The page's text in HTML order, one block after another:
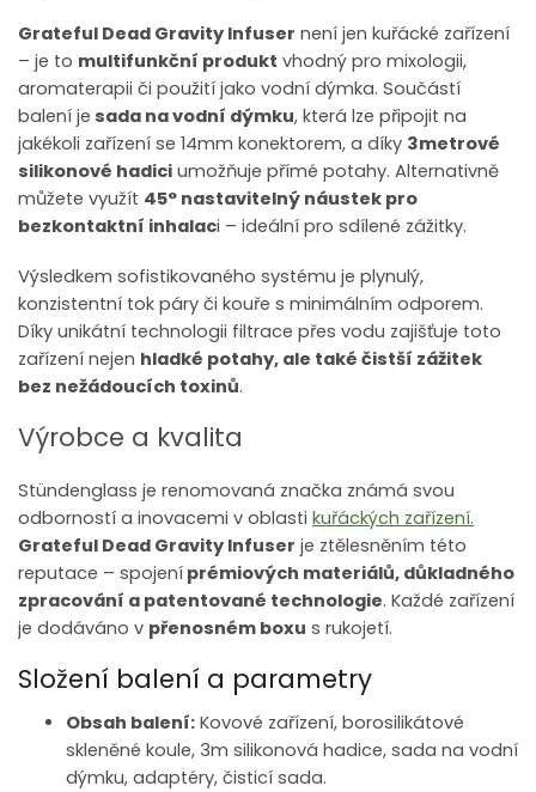
Grateful Dead Gravity Infuser není jen kuřácké zařízení
– je to multifunkční produkt vhodný pro mixologii,
aromaterapii či použití jako vodní dýmka. Součástí
balení je sada na vodní dýmku, která lze připojit na
jakékoli zařízení se 14mm konektorem, a díky 3metrové
silikonové hadici umožňuje přímé potahy. Alternativně
můžete využít 45° nastavitelný náustek pro
bezkontaktní inhalaci – ideální pro sdílené zážitky.
Výsledkem sofistikovaného systému je plynulý,
konzistentní tok páry či kouře s minimálním odporem.
Díky unikátní technologii filtrace přes vodu zajišťuje toto
zařízení nejen hladké potahy, ale také čistší zážitek
bez nežádoucích toxinů.
Výrobce a kvalita
Stündenglass je renomovaná značka známá svou
odborností a inovacemi v oblasti kuřáckých zařízení.
Grateful Dead Gravity Infuser je ztělesněním této
reputace – spojení prémiových materiálů, důkladného
zpracování a patentované technologie. Každé zařízení
je dodáváno v přenosném boxu s rukojetí.
Složení balení a parametry
Obsah balení: Kovové zařízení, borosilikátové
skleněné koule, 3m silikonová hadice, sada na vodní
dýmku, adaptéry, čisticí sada.